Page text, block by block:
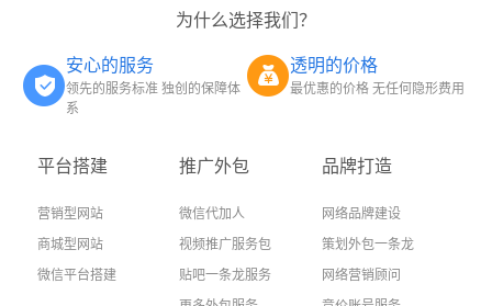
为什么选择我们？
安心的服务
领先的服务标准 独创的保障体
系
透明的价格
最优惠的价格 无任何隐形费用
平台搭建
营销型网站
商城型网站
微信平台搭建
推广外包
微信代加人
视频推广服务包
贴吧一条龙服务
品牌打造
网络品牌建设
策划外包一条龙
网络营销顾问